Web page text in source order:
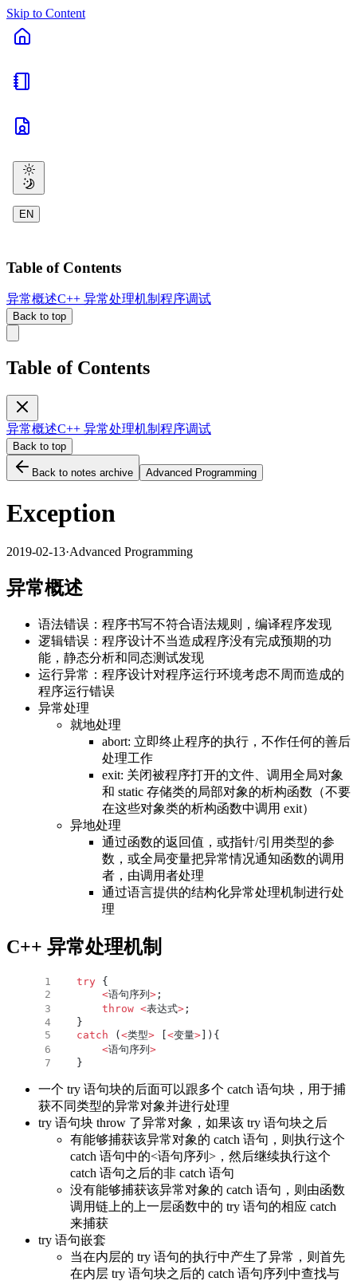
Skip to Content
EN
Table of Contents
异常概述C++ 异常处理机制 程序调试
Back to top
Table of Contents
异常概述C++ 异常处理机制 程序调试
Back to top
Back to notes archive Advanced Programming
Exception
2019-02-13·Advanced Programming
异常概述
语法错误：程序书写不符合语法规则，编译程序发现
逻辑错误：程序设计不当造成程序没有完成预期的功
能，静态分析和同态测试发现
运行异常：程序设计对程序运行环境考虑不周而造成的
程序运行错误
异常处理
就地处理
abort: 立即终止程序的执行，不作任何的善后
处理工作
exit: 关闭被程序打开的文件、调用全局对象
和 static 存储类的局部对象的析构函数（不要
在这些对象类的析构函数中调用 exit）
异地处理
通过函数的返回值，或指针/引用类型的参
数，或全局变量把异常情况通知函数的调用
者，由调用者处理
通过语言提供的结构化异常处理机制进行处
理
C++ 异常处理机制
try {
    <
语句序列 > ;
    throw
<表达式> ;
}
catch ( <类型> <变量> ]){
    <
语句序列 >
}
一个 try 语句块的后面可以跟多个 catch 语句块，用于捕
获不同类型的异常对象并进行处理
try 语句块 throw 了异常对象，如果该 try 语句块之后
有能够捕获该异常对象的 catch 语句，则执行这个
catch 语句中的<语句序列>，然后继续执行这个
catch 语句之后的非 catch 语句
没有能够捕获该异常对象的 catch 语句，则由函数
调用链上的上一层函数中的 try 语句的相应 catch
来捕获
try 语句嵌套
当在内层的 try 语句的执行中产生了异常，则首先
在内层 try 语句块之后的 catch 语句序列中查找与